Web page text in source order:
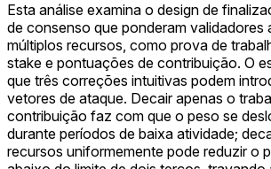
Esta análise examina o design de
de consenso que ponderam validadores
múltiplos recursos, como prova de
stake e pontuações de contribuição. O
que três correções intuitivas podem
vetores de ataque. Decair apenas o
contribuição faz com que o peso se
durante períodos de baixa atividade;
recursos uniformemente pode reduzir o